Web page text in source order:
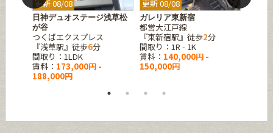
更新 08/08
日神デュオステージ浅草松
が谷
つくばエクスプレス
『浅草駅』徒歩6分
間取り：1LDK
賃料： 173,000円 -
188,000円
更新 08/08
ガレリア東新宿
都営大江戸線
『東新宿駅』徒歩2分
間取り：1R - 1K
賃料： 140,000円 -
150,000円
更新